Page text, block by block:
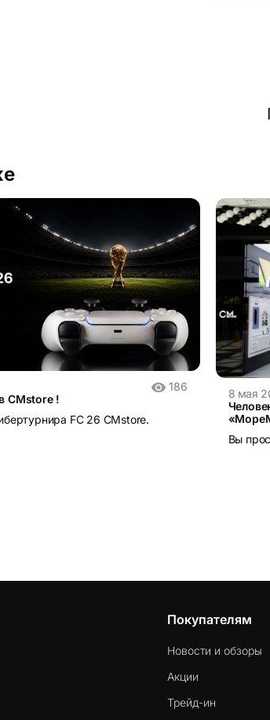
186
CMstore !
FC 26 CMstore.
8 мая
Вы
Покупателям
Новости и обзоры
Акции
Трейд-ин